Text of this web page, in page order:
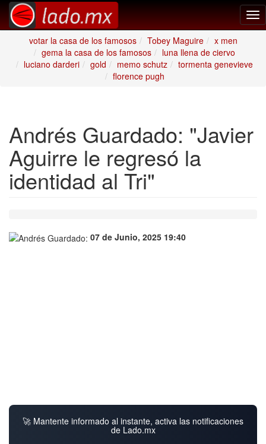
votar la casa de los famosos
Tobey Maguire
x men
gema la casa de los famosos
luna llena de ciervo
luciano darderi
gold memo schutz
tormenta genevieve
florence pugh
Andrés Guardado: "Javier
Aguirre le regresó la
identidad al Tri"
07 de Junio, 2025 19:40
🚀 Mantente informado al instante, activa las notificaciones
de Lado.mx